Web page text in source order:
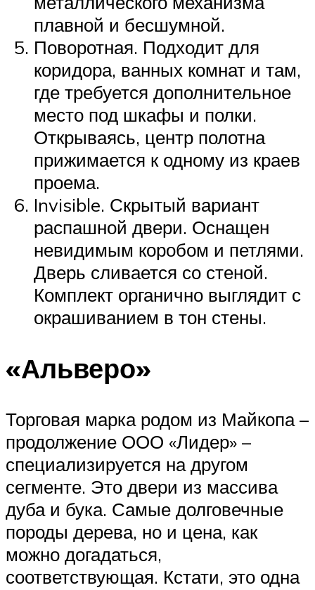
плавной и бесшумной.
Поворотная. Подходит для
коридора, ванных комнат и там,
где требуется дополнительное
место под шкафы и полки.
Открываясь, центр полотна
прижимается к одному из краев
проема.
Invisible. Скрытый вариант
распашной двери. Оснащен
невидимым коробом и петлями.
Дверь сливается со стеной.
Комплект органично выглядит с
окрашиванием в тон стены.
«Альверо»
Торговая марка родом из Майкопа –
продолжение ООО «Лидер» –
специализируется на другом
сегменте. Это двери из массива
дуба и бука. Самые долговечные
породы дерева, но и цена, как
можно догадаться,
соответствующая. Кстати, это одна